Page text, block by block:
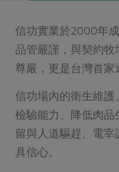
信功實業於2000年
品管嚴謹，與契約
尊嚴，更是台灣首家
信功場內的衛生維
檢驗能力、降低肉
留與人道驅趕、電
具信心。